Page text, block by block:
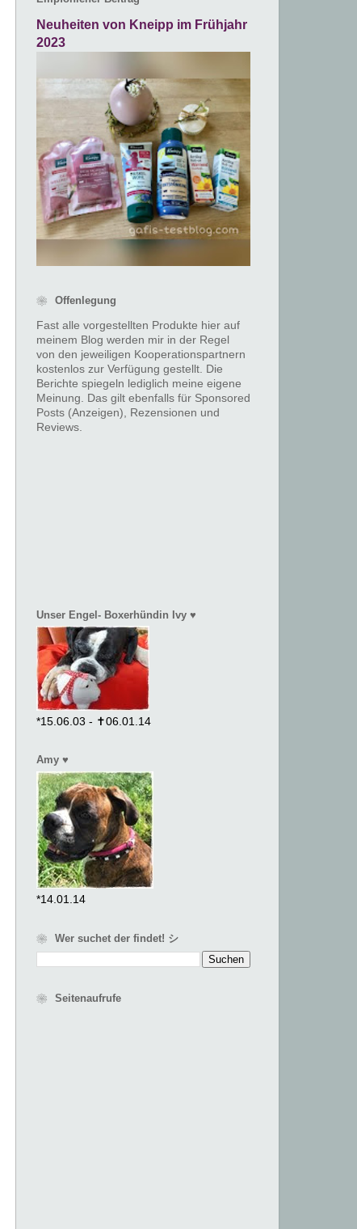
Neuheiten von Kneipp im Frühjahr
2023
❀ Offenlegung
Fast alle vorgestellten Produkte hier auf
meinem Blog werden mir in der Regel
von den jeweiligen Kooperationspartnern
kostenlos zur Verfügung gestellt. Die
Berichte spiegeln lediglich meine eigene
Meinung. Das gilt ebenfalls für Sponsored
Posts (Anzeigen), Rezensionen und
Reviews.
Unser Engel- Boxerhündin Ivy ♥
*15.06.03 - ✝06.01.14
Amy ♥
*14.01.14
❀ Wer suchet der findet! シ
❀ Seitenaufrufe